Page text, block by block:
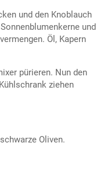
und den Knoblauch
und
Öl, Kapern
pürieren. Nun den
ziehen
Oliven.